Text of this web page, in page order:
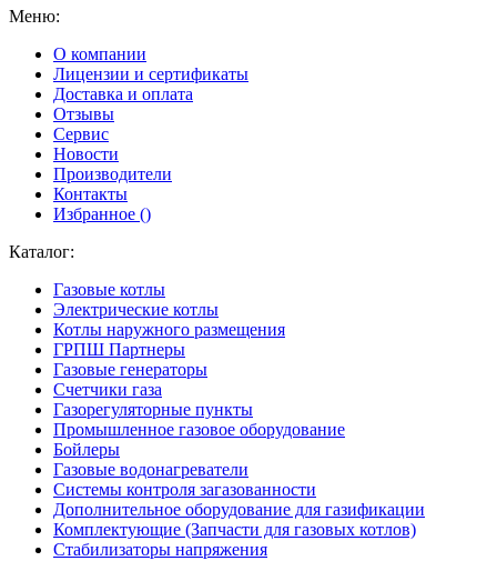
Меню:
О компании
Лицензии и сертификаты
Доставка и оплата
Отзывы
Сервис
Новости
Производители
Контакты
Избранное ()
Каталог:
Газовые котлы
Электрические котлы
Котлы наружного размещения
ГРПШ Партнеры
Газовые генераторы
Счетчики газа
Газорегуляторные пункты
Промышленное газовое оборудование
Бойлеры
Газовые водонагреватели
Системы контроля загазованности
Дополнительное оборудование для газификации
Комплектующие (Запчасти для газовых котлов)
Стабилизаторы напряжения